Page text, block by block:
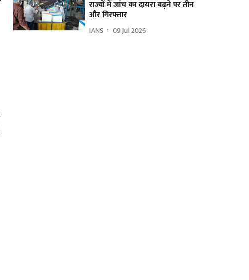
राज्यों में जांच का दायरा बढ़ने पर तीन
और गिरफ्तार
IANS 09 Jul 2026